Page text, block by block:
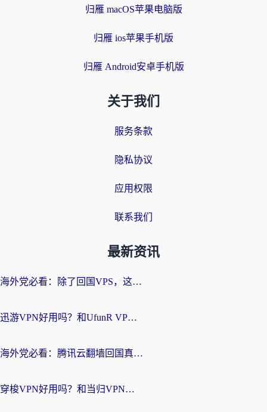
归雁 macOS苹果电脑版
归雁 ios苹果手机版
归雁 Android安卓手机版
关于我们
服务条款
隐私协议
应用权限
联系我们
最新资讯
海外党必看：除了回国VPS，这样选加速器也能无缝刷国内资源？
迅游VPN好用吗？和UfunR VPN对比哪个回国效果更好？海外党亲测避坑指南
海外党必看：腾讯云翻墙回国真的好用吗？+ 3步选对回国加速器指南
穿梭VPN好用吗？和当归VPN对比哪个回国效果更好？海外党亲测实用指南